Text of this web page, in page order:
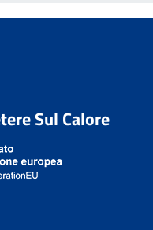
Sul Calore